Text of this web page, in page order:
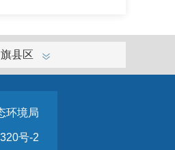
旗县区
环境局
号-2